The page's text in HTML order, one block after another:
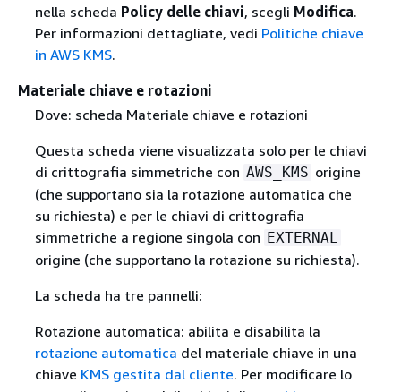
nella scheda Policy delle chiavi, scegli Modifica.
Per informazioni dettagliate, vedi Politiche chiave
in AWS KMS.
Materiale chiave e rotazioni
Dove: scheda Materiale chiave e rotazioni
Questa scheda viene visualizzata solo per le chiavi
di crittografia simmetriche con AWS_KMS origine
(che supportano sia la rotazione automatica che
su richiesta) e per le chiavi di crittografia
simmetriche a regione singola con EXTERNAL
origine (che supportano la rotazione su richiesta).
La scheda ha tre pannelli:
Rotazione automatica: abilita e disabilita la
rotazione automatica del materiale chiave in una
chiave KMS gestita dal cliente. Per modificare lo